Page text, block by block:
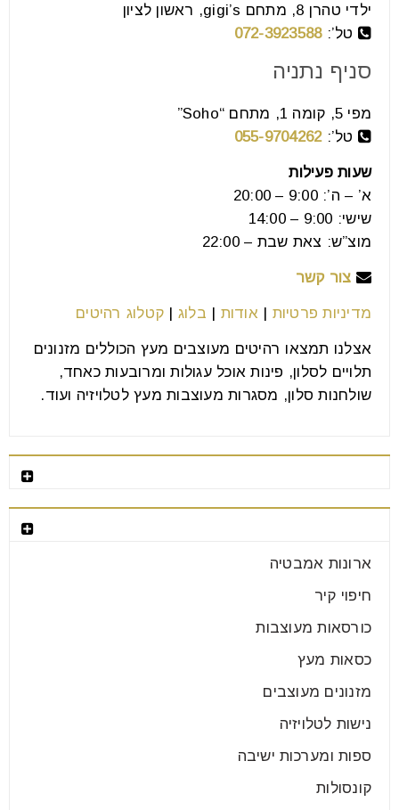
5 סוגי מזנונים שכדאי לכם להכיר – לא
רוכשים לפני שבודקים
5 סוגי מזנונים שכדאי לכם להכיר – לא רוכשים לפני
שבודקים הבית שלנו הוא המקום החשוב לנו ביותר,
קרא עוד
מזנונים תלויים לסלון – טיפים ליצירת
מקום אחסון שימושי
בימינו, חדרי סלון בכל רחבי הארץ מכילים מגוון של מכשירי
ואביזרי בידור. כתוצאה מכך, מזנונים תלויים מודרניים
לסלון
ילדי טהרן 8, מתחם gigi’s, ראשון לציון
טל’:072-3923588
סניף נתניה
מפי 5, קומה 1, מתחם “Soho”
טל’:055-9704262
שעות פעילות
א’ – ה’: 9:00 – 20:00
שישי: 9:00 – 14:00
מוצ”ש: צאת שבת – 22:00
צור קשר
מדיניות פרטיות |אודות בלוג קטלוג רהיטים
אצלנו תמצאו רהיטים מעוצבים מעץ הכוללים מזנונים
תלויים לסלון, פינות אוכל עגולות ומרובעות כאחד,
שולחנות סלון, מסגרות מעוצבות מעץ לטלויזיה ועוד.
ארונות אמבטיה
חיפוי קיר
כורסאות מעוצבות
כסאות מעץ
מזנונים מעוצבים
נישות לטלויזיה
ספות ומערכות ישיבה
קונסולות